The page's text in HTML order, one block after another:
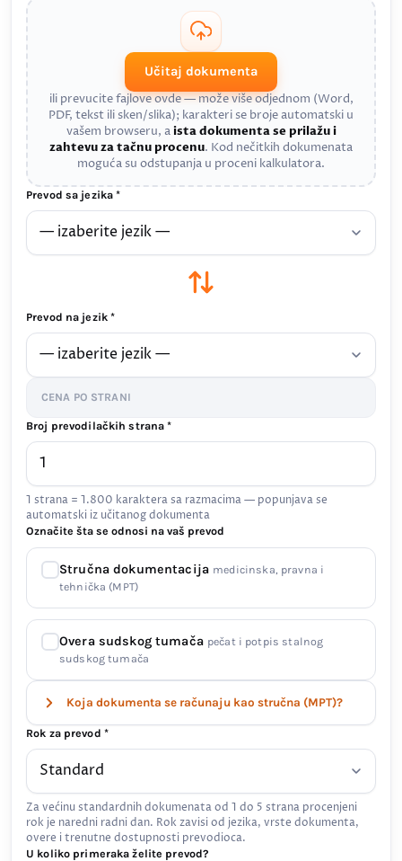
Učitaj dokumenta
ili prevucite fajlove ovde — može više odjednom (Word,
PDF, tekst ili sken/slika); karakteri se broje automatski u
vašem browseru, aista dokumenta se prilažu i
zahtevu za tačnu procenu. Kod nečitkih dokumenata
moguća su odstupanja u proceni kalkulatora.
Prevod sa jezika *
Prevod na jezik *
CENA PO STRANI
Broj prevodilačkih strana *
1 strana = 1.800 karaktera sa razmacima — popunjava se
automatski iz učitanog dokumenta
Označite šta se odnosi na vaš prevod
Stručna dokumentacija medicinska, pravna i
tehnička (MPT)
Overa sudskog tumača pečat i potpis stalnog
sudskog tumača
Koja dokumenta se računaju kao stručna (MPT)?
Rok za prevod *
Za većinu standardnih dokumenata od 1 do 5 strana procenjeni
rok je naredni radni dan. Rok zavisi od jezika, vrste dokumenta,
overe i trenutne dostupnosti prevodioca.
U koliko primeraka želite prevod?